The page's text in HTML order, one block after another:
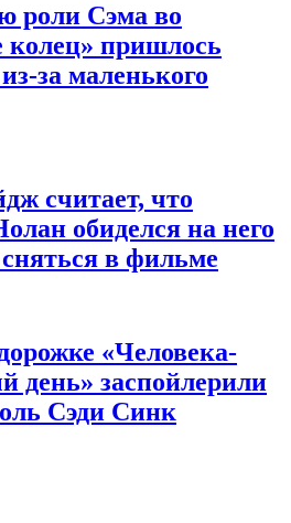
роли Сэма во
колец» пришлось
за маленького
считает, что
обиделся на него
сняться в фильме
«Человека-
день» заспойлерили
Сэди Синк